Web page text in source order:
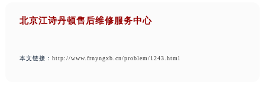
北京江诗丹顿售后维修服务中心
本文链接： http://www.frnyngxb.cn/problem/1243.html